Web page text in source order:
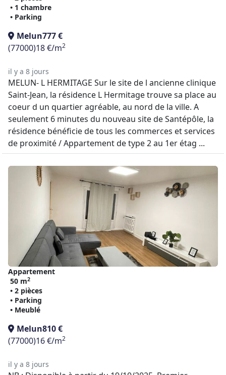
• 1 chambre
• Parking
Melun777 €
(77000)18 €/m2
il y a 8 jours
MELUN- L HERMITAGE Sur le site de l ancienne clinique
Saint-Jean, la résidence L Hermitage trouve sa place au
coeur d un quartier agréable, au nord de la ville. A
seulement 6 minutes du nouveau site de Santépôle, la
résidence bénéficie de tous les commerces et services
de proximité / Appartement de type 2 au 1er étag ...
Appartement
50 m2
• 2 pièces
• Parking
• Meublé
Melun810 €
(77000)16 €/m2
il y a 8 jours